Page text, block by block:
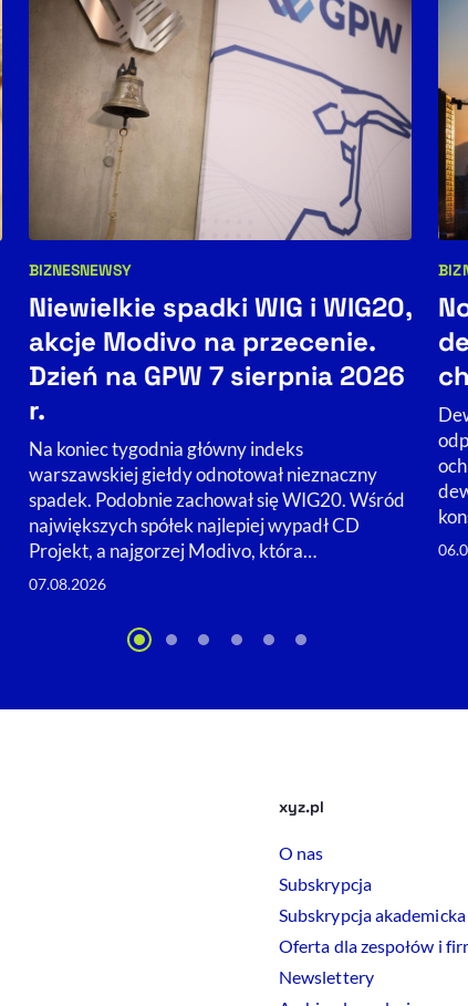
Kategorie artykułu:
BIZNESNEWSY
Niewielkie spadki WIG i WIG20,
akcje Modivo na przecenie.
Dzień na GPW 7 sierpnia 2026
r.
Na koniec tygodnia główny indeks
warszawskiej giełdy odnotował nieznaczny
spadek. Podobnie zachował się WIG20. Wśród
największych spółek najlepiej wypadł CD
Projekt, a najgorzej Modivo, która…
07.08.2026
xyz.pl
O nas
Subskrypcja
Subskrypcja akademicka
Oferta dla zespołów i
Newslettery